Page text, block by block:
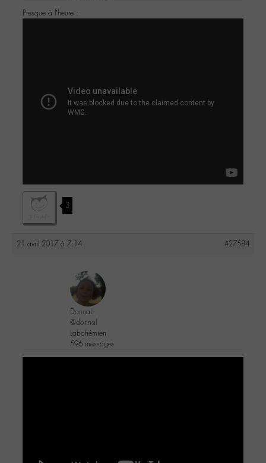
Presque à l’heure :
3
21 avril 2017 à 7:14 #27584
DonnaL
@donnal
Labohémien
596 messages